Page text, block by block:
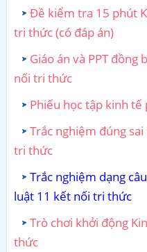
Đề kiểm tra 15 phút
tri thức (có đáp án)
Giáo án và PPT
nối tri thức
Phiếu học tập kinh
Trắc nghiệm đúng
tri thức
Trắc nghiệm dạng
luật 11 kết nối tri thức
Trò chơi khởi động
thức